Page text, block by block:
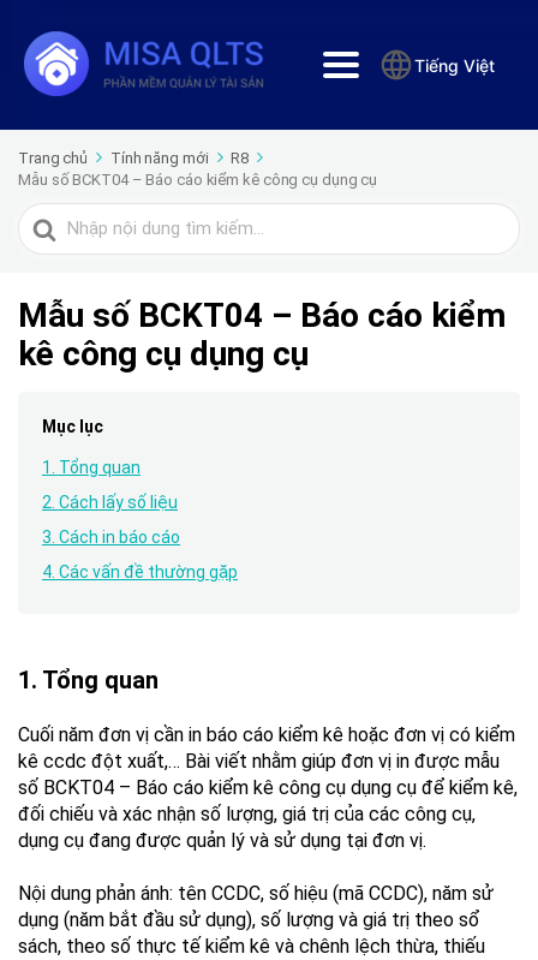
Tiếng Việt
Trang chủ Tính năng mới
R8
Mẫu số BCKT04 – Báo cáo kiểm kê công cụ dụng cụ
Tìm
kiếm
Mẫu số BCKT04 – Báo cáo kiểm
kê công cụ dụng cụ
Mục lục
1. Tổng quan
2. Cách lấy số liệu
3. Cách in báo cáo
4. Các vấn đề thường gặp
1. Tổng quan
Cuối năm đơn vị cần in báo cáo kiểm kê hoặc đơn vị có kiểm
kê ccdc đột xuất,… Bài viết nhằm giúp đơn vị in được mẫu
số BCKT04 – Báo cáo kiểm kê công cụ dụng cụ để kiểm kê,
đối chiếu và xác nhận số lượng, giá trị của các công cụ,
dụng cụ đang được quản lý và sử dụng tại đơn vị.
Nội dung phản ánh: tên CCDC, số hiệu (mã CCDC), năm sử
dụng (năm bắt đầu sử dụng), số lượng và giá trị theo sổ
sách, theo số thực tế kiểm kê và chênh lệch thừa, thiếu